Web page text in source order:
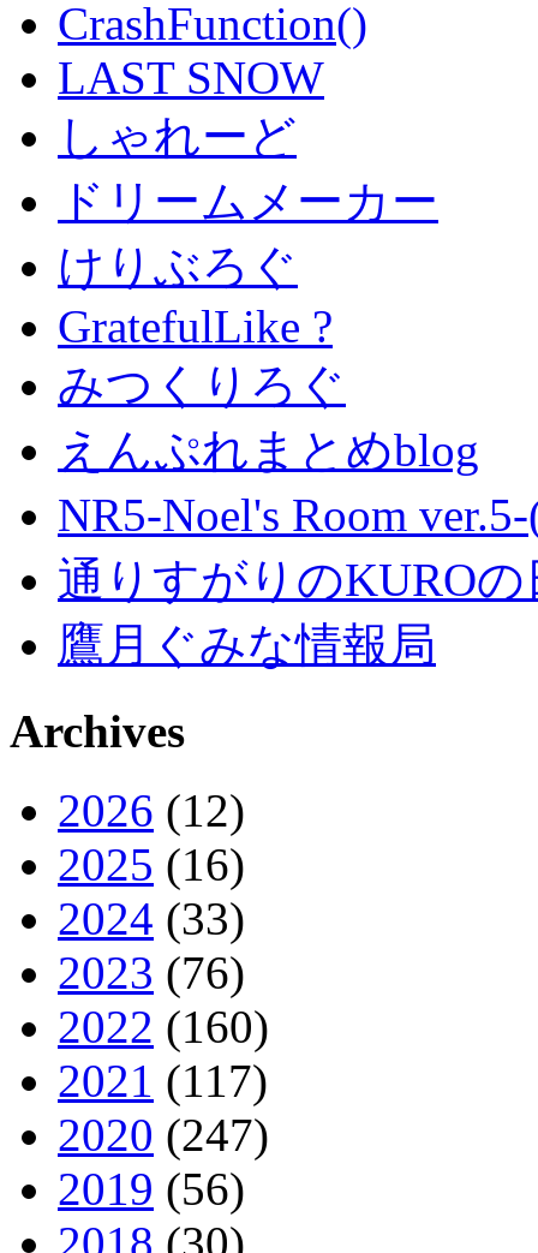
CrashFunction()
LAST SNOW
しゃれーど
ドリームメーカー
けりぶろぐ
GratefulLike ?
みつくりろぐ
えんぷれまとめblog
NR5-Noel's Room
通りすがりのKURO
鷹月ぐみな情報局
Archives
2026 (12)
2025 (16)
2024 (33)
2023 (76)
2022 (160)
2021 (117)
2020 (247)
2019 (56)